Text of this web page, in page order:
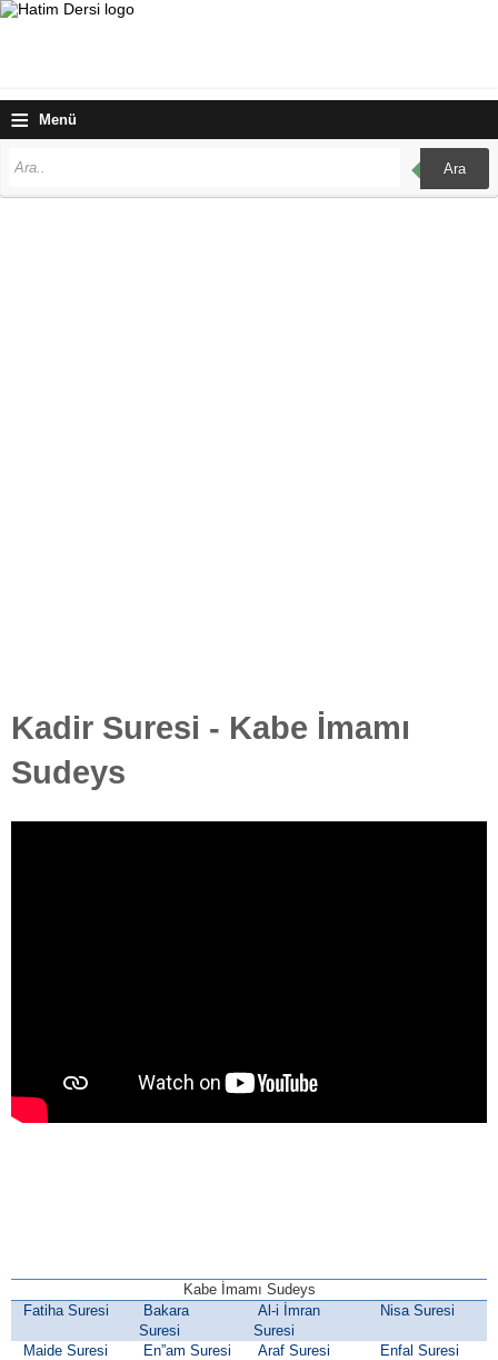
≡ Menü
Ara
Kadir Suresi - Kabe İmamı
Sudeys
Kabe İmamı Sudeys
Fatiha Suresi
Bakara
Suresi
Al-i İmran
Suresi
Nisa Suresi
Maide Suresi En”am Suresi Araf Suresi
Enfal Suresi